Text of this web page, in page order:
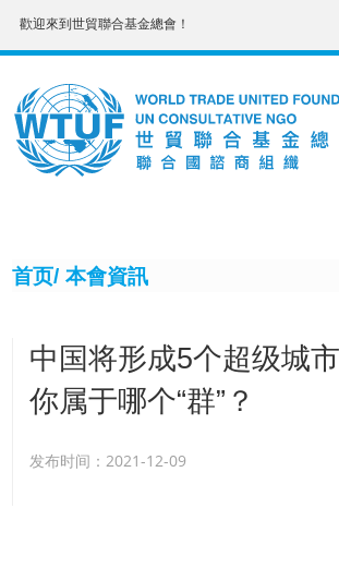
歡迎來到世貿聯合基金總會！
首页/ 本會資訊
中国将形成5个超级城
你属于哪个“群”？
发布时间：2021-12-09